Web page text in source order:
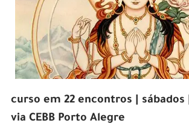
curso em 22 encontros | sábados
via CEBB Porto Alegre